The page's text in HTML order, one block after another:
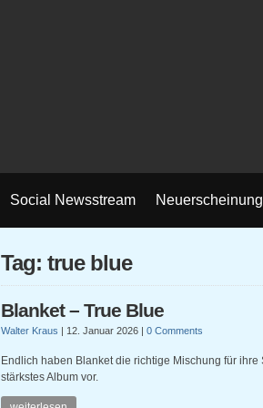
Social Newsstream
Tag: true blue
Blanket – True Blue
Walter Kraus | 12. Januar 2026 | 0 Comments
Endlich haben Blanket die richtige Mischung für
stärkstes Album vor.